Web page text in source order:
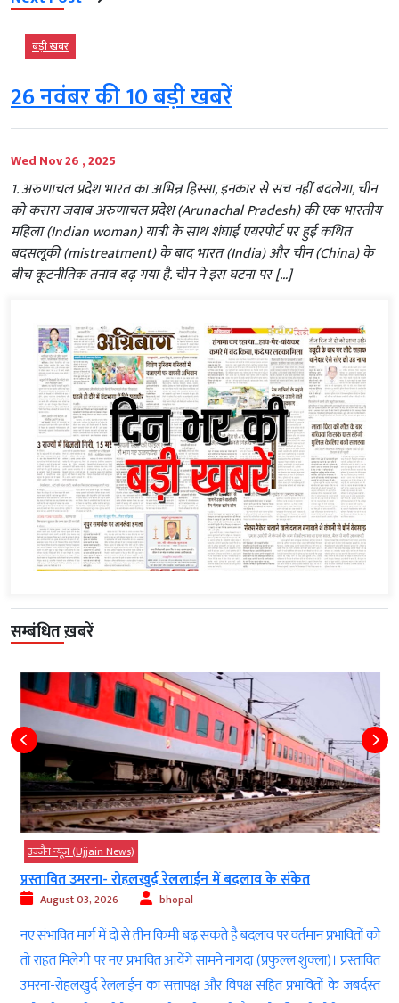
बड़ी खबर
26 नवंबर की 10 बड़ी खबरें
Wed Nov 26 , 2025
1. अरुणाचल प्रदेश भारत का अभिन्न हिस्सा, इनकार से सच नहीं बदलेगा, चीन
को करारा जवाब अरुणाचल प्रदेश (Arunachal Pradesh) की एक भारतीय
महिला (Indian woman) यात्री के साथ शंघाई एयरपोर्ट पर हुई कथित
बदसलूकी (mistreatment) के बाद भारत (India) और चीन (China) के
बीच कूटनीतिक तनाव बढ़ गया है. चीन ने इस घटना पर […]
सम्बंधित ख़बरें
उज्‍जैन न्यूज़ (Ujjain News)
प्रस्तावित उमरना- रोहलखुर्द रेललाईन में बदलाव के संकेत
August 03, 2026 bhopal
नए संभावित मार्ग में दो से तीन किमी बढ़ सकते है बदलाव पर वर्तमान प्रभावितों को
तो राहत मिलेगी पर नए प्रभावित आयेंगे सामने नागदा (प्रफुल्ल शुक्ला)। प्रस्तावित
उमरना-रोहलखुर्द रेललाईन का सत्तापक्ष और विपक्ष सहित प्रभावितों के जबर्दस्त